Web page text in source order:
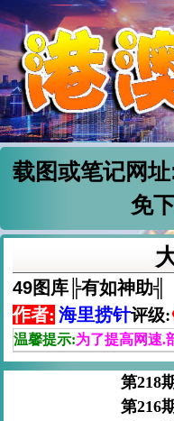
载图或笔记网址
免
49图库╠有如神助╣
作者: 海里捞针评级:
温馨提示:为了提高网速.
第218
第216